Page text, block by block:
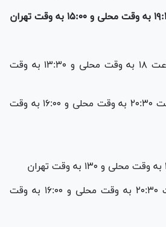
آرژانتین - لهستان، ساعت ۱۸ به وقت محلی و ۱۳:۳۰ به وقت
فیلیپین - مراکش، ساعت ۲۰:۳۰ به وقت محلی و ۱۶:۰۰ به وقت
اسپانیا - کلمبیا، ساعت ۲۰:۳۰ به وقت محلی و ۱۶:۰۰ به وقت